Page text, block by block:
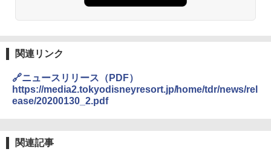
関連リンク
🔗ニュースリリース（PDF）
https://media2.tokyodisneyresort.jp/home/tdr/news/rel
ease/20200130_2.pdf
関連記事